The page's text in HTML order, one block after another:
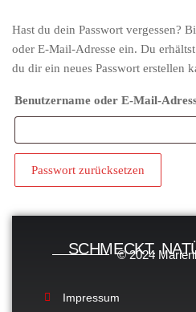
Hast du dein Passwort vergessen?
oder E-Mail-Adresse ein. Du
du dir ein neues Passwort erstellen
Benutzername oder E-Mail-
Passwort zurücksetzen
SCHMECKT.
© 2024
Impressum